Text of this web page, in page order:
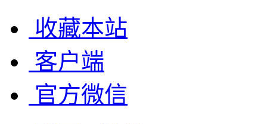
收藏本站
客户端
官方微信